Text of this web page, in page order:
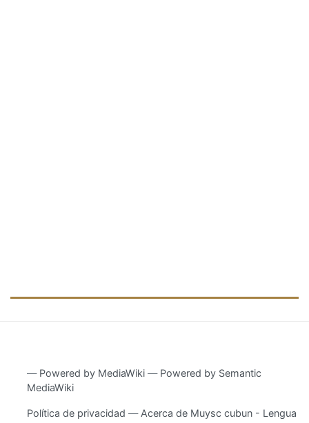
― Powered by MediaWiki ― Powered by Semantic
MediaWiki
Política de privacidad
Acerca de Muysc cubun - Lengua